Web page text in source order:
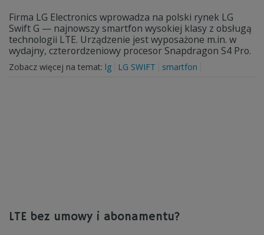
Firma LG Electronics wprowadza na polski rynek LG
Swift G — najnowszy smartfon wysokiej klasy z obsługą
technologii LTE. Urządzenie jest wyposażone m.in. w
wydajny, czterordzeniowy procesor Snapdragon S4 Pro.
Zobacz więcej na temat: lg LG SWIFT smartfon
LTE bez umowy i abonamentu?